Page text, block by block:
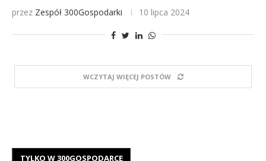
przez Zespół 300Gospodarki 10 lipca 2024
WCZYTAJ WIĘCEJ POSTÓW
TYLKO W 300GOSPODARCE